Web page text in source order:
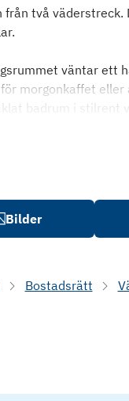
två väderstreck.
väntar ett
morgonkaffet
badrum i
Bilder
Bostadsrätt